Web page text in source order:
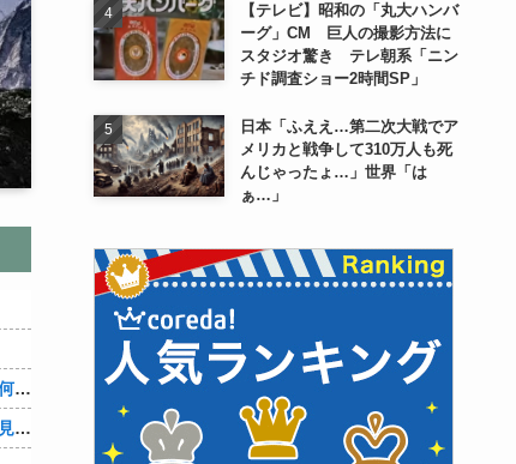
３～１５世紀に文明が発展しなかったのは何故か？
なぜ本能寺の変で織田信長の遺体（骨）は見つからなかったのか
【テレビ】昭和の「丸大ハンバ
ーグ」CM 巨人の撮影方法に
スタジオ驚き テレ朝系「ニン
チド調査ショー2時間SP」
日本「ふええ…第二次大戦でア
メリカと戦争して310万人も死
んじゃったょ…」世界「は
ぁ…」